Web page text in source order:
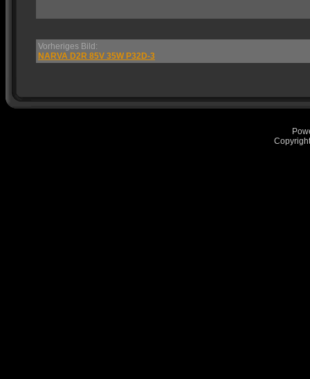
Vorheriges Bild:
NARVA D2R 85V 35W P32D-3